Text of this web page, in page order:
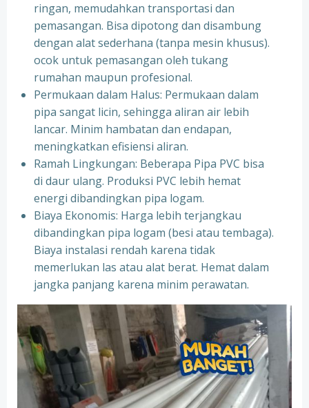
ringan, memudahkan transportasi dan
pemasangan. Bisa dipotong dan disambung
dengan alat sederhana (tanpa mesin khusus).
ocok untuk pemasangan oleh tukang
rumahan maupun profesional.
Permukaan dalam Halus: Permukaan dalam
pipa sangat licin, sehingga aliran air lebih
lancar. Minim hambatan dan endapan,
meningkatkan efisiensi aliran.
Ramah Lingkungan: Beberapa Pipa PVC bisa
di daur ulang. Produksi PVC lebih hemat
energi dibandingkan pipa logam.
Biaya Ekonomis: Harga lebih terjangkau
dibandingkan pipa logam (besi atau tembaga).
Biaya instalasi rendah karena tidak
memerlukan las atau alat berat. Hemat dalam
jangka panjang karena minim perawatan.